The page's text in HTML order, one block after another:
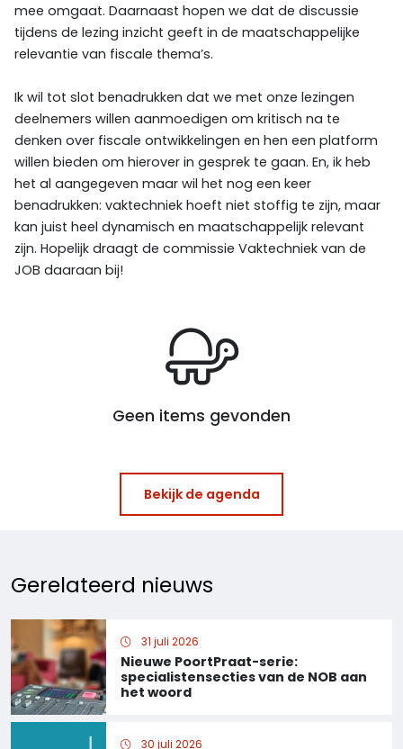
mee omgaat. Daarnaast hopen we dat de discussie
tijdens de lezing inzicht geeft in de maatschappelijke
relevantie van fiscale thema’s.
Ik wil tot slot benadrukken dat we met onze lezingen
deelnemers willen aanmoedigen om kritisch na te
denken over fiscale ontwikkelingen en hen een platform
willen bieden om hierover in gesprek te gaan. En, ik heb
het al aangegeven maar wil het nog een keer
benadrukken: vaktechniek hoeft niet stoffig te zijn, maar
kan juist heel dynamisch en maatschappelijk relevant
zijn. Hopelijk draagt de commissie Vaktechniek van de
JOB daaraan bij!
Geen items gevonden
Bekijk de agenda
Gerelateerd nieuws
Nieuwe PoortPraat-serie:
specialistensecties van de NOB aan
het woord
31 juli 2026
30 juli 2026